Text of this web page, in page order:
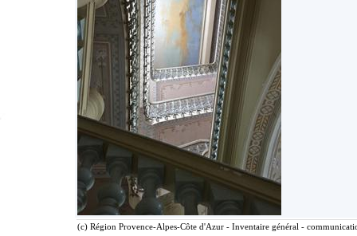
(c) Région Provence-Alpes-Côte d'Azur - Inventaire général -